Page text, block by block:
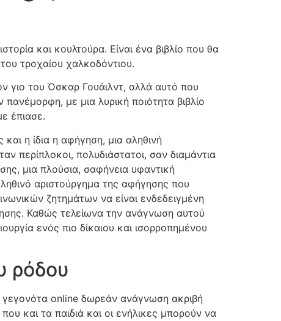
και κουλτούρα. Είναι ένα βιβλίο που θα
τροχαίου χαλκοδόντιου.
γιο του Όσκαρ Γουάιλντ, αλλά αυτό που
με μια λυρική ποιότητα βιβλίο
έπιασε.
η ίδια η αφήγηση, μια αληθινή
περίπλοκοι, πολυδιάστατοι, σαν διαμάντια
μια πλούσια, σαφήνεια υφαντική
αριστούργημα της αφήγησης που
ζητημάτων να είναι ενδεδειγμένη
Καθώς τελείωνα την ανάγνωση αυτού
ενός πιο δίκαιου και ισορροπημένου
ρόδου
γεγονότα online δωρεάν ανάγνωση ακριβή
που και τα παιδιά και οι ενήλικες μπορούν να